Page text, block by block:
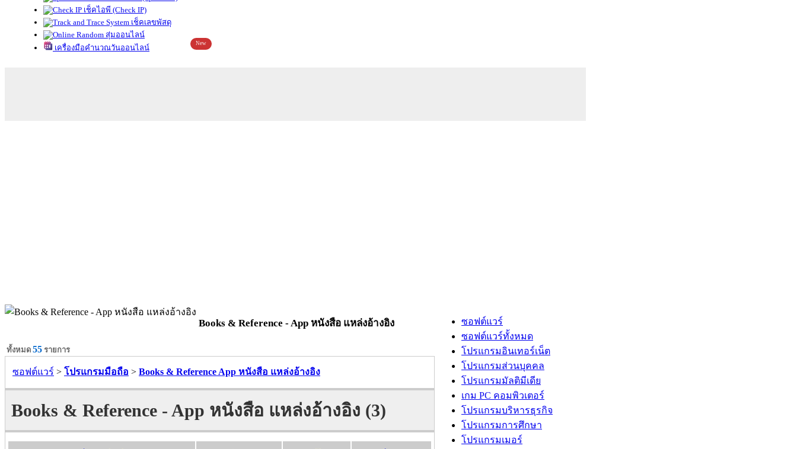
เช็คไอพี (Check IP)
เช็คเลขพัสดุ
สุ่มออนไลน์
เครื่องมือคำนวณวันออนไลน์
New
Books & Reference - App หนังสือ แหล่งอ้างอิง
ทั้งหมด 55 รายการ
ซอฟต์แวร์ > โปรแกรมมือถือ > Books & Reference App หนังสือ แหล่งอ้างอิง
Books & Reference - App หนังสือ แหล่งอ้างอิง (3)
ซอฟต์แวร์
ซอฟต์แวร์ทั้งหมด
โปรแกรมอินเทอร์เน็ต
โปรแกรมส่วนบุคคล
โปรแกรมมัลติมีเดีย
เกม PC คอมพิวเตอร์
โปรแกรมบริหารธุรกิจ
โปรแกรมการศึกษา
โปรแกรมเมอร์